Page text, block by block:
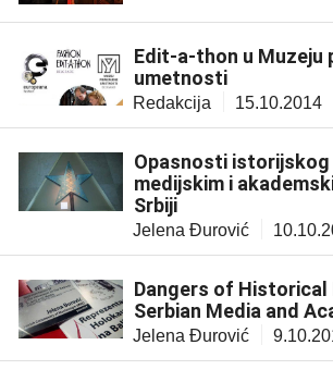
Edit-a-thon u Muzeju
umetnosti
Redakcija 15.10.2014
Opasnosti istorijskog
medijskim i
Srbiji
Jelena Đurović
Dangers of Historical
Serbian Media and
Jelena Đurović